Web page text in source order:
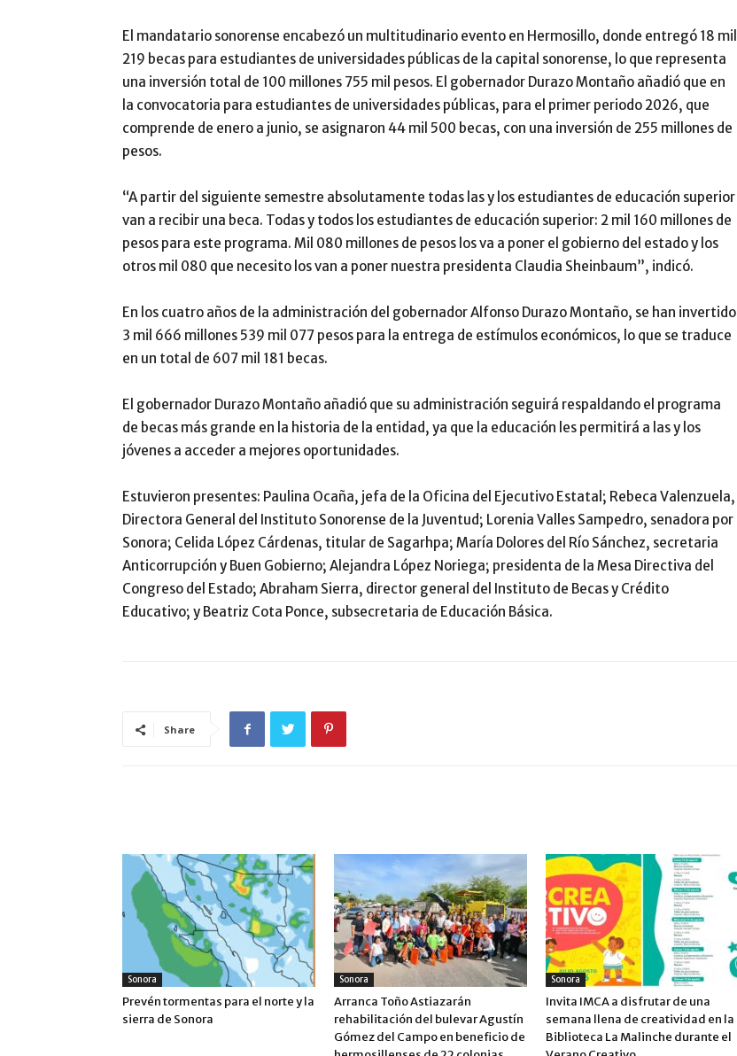
El mandatario sonorense encabezó un multitudinario evento en Hermosillo, donde entregó 18 mil
219 becas para estudiantes de universidades públicas de la capital sonorense, lo que representa
una inversión total de 100 millones 755 mil pesos. El gobernador Durazo Montaño añadió que en
la convocatoria para estudiantes de universidades públicas, para el primer periodo 2026, que
comprende de enero a junio, se asignaron 44 mil 500 becas, con una inversión de 255 millones de
pesos.
“A partir del siguiente semestre absolutamente todas las y los estudiantes de educación superior
van a recibir una beca. Todas y todos los estudiantes de educación superior: 2 mil 160 millones de
pesos para este programa. Mil 080 millones de pesos los va a poner el gobierno del estado y los
otros mil 080 que necesito los van a poner nuestra presidenta Claudia Sheinbaum”, indicó.
En los cuatro años de la administración del gobernador Alfonso Durazo Montaño, se han invertido
3 mil 666 millones 539 mil 077 pesos para la entrega de estímulos económicos, lo que se traduce
en un total de 607 mil 181 becas.
El gobernador Durazo Montaño añadió que su administración seguirá respaldando el programa
de becas más grande en la historia de la entidad, ya que la educación les permitirá a las y los
jóvenes a acceder a mejores oportunidades.
Estuvieron presentes: Paulina Ocaña, jefa de la Oficina del Ejecutivo Estatal; Rebeca Valenzuela,
Directora General del Instituto Sonorense de la Juventud; Lorenia Valles Sampedro, senadora por
Sonora; Celida López Cárdenas, titular de Sagarhpa; María Dolores del Río Sánchez, secretaria
Anticorrupción y Buen Gobierno; Alejandra López Noriega; presidenta de la Mesa Directiva del
Congreso del Estado; Abraham Sierra, director general del Instituto de Becas y Crédito
Educativo; y Beatriz Cota Ponce, subsecretaria de Educación Básica.
Share
Sonora
Prevén tormentas para el norte y la
sierra de Sonora
Sonora
Arranca Toño Astiazarán
rehabilitación del bulevar Agustín
Gómez del Campo en beneficio de
Sonora
Invita IMCA a disfrutar de una
semana llena de creatividad en la
Biblioteca La Malinche durante el